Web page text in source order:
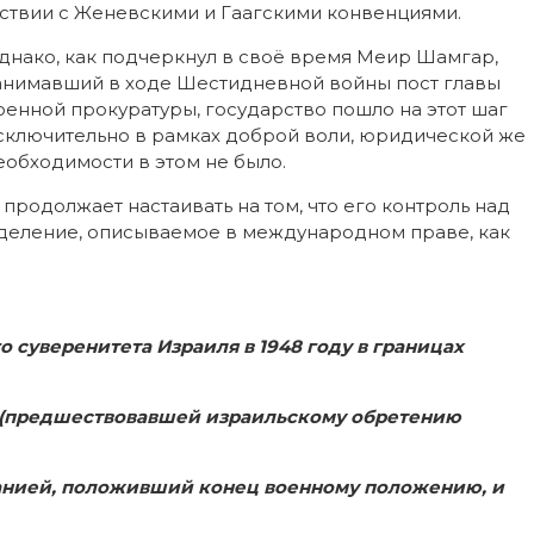
с Женевскими и Гаагскими конвенциями.
как подчеркнул в своё время Меир Шамгар,
в ходе Шестидневной войны пост главы
прокуратуры, государство пошло на этот шаг
в рамках доброй воли, юридической же
в этом не было.
настаивать на том, что его контроль над
описываемое в международном праве, как
Израиля в 1948 году в границах
израильскому обретению
положивший конец военному положению, и